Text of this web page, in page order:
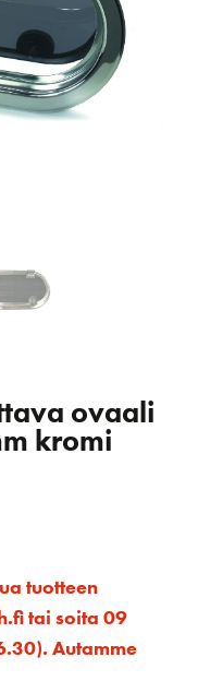
ovaali
kromi
tuotteen
tai soita 09
Autamme